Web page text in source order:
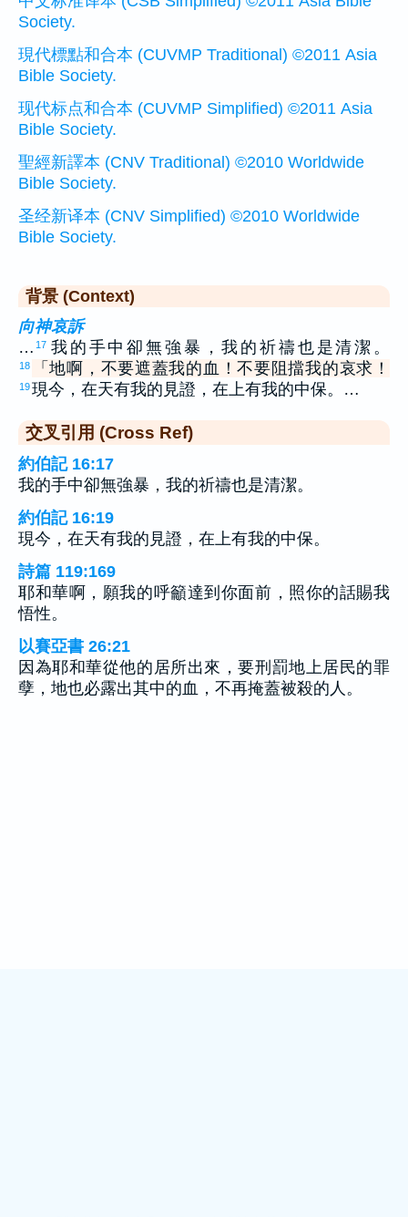
Society.
現代標點和合本 (CUVMP Traditional) ©2011 Asia
Bible Society.
现代标点和合本 (CUVMP Simplified) ©2011 Asia
Bible Society.
聖經新譯本 (CNV Traditional) ©2010 Worldwide
Bible Society.
圣经新译本 (CNV Simplified) ©2010 Worldwide
Bible Society.
背景 (Context)
向神哀訴
… 17 我的手中卻無強暴，我的祈禱也是清潔。
18 「地啊，不要遮蓋我的血！不要阻擋我的哀求！
19現今，在天有我的見證，在上有我的中保。…
交叉引用 (Cross Ref)
約伯記 16:17
我的手中卻無強暴，我的祈禱也是清潔。
約伯記 16:19
現今，在天有我的見證，在上有我的中保。
詩篇 119:169
耶和華啊，願我的呼籲達到你面前，照你的話賜我
悟性。
以賽亞書 26:21
因為耶和華從他的居所出來，要刑罰地上居民的罪
孽，地也必露出其中的血，不再掩蓋被殺的人。